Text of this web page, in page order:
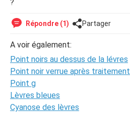
?
Répondre (1) Partager
A voir également:
Point noirs au dessus de la lévres
Point noir verrue après traitement
Point g
Lèvres bleues
Cyanose des lèvres